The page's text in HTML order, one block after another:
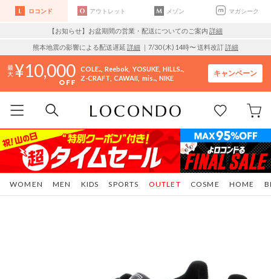
ロコンド アウトレット メゾン マガシーク
【お知らせ】お盆期間の営業・配送についてのご案内 詳細
熊本地震の影響による配送遅延 詳細 ｜7/30 (木) 14時〜 送料改訂詳細
10,000 COLE.. Reebok YOSUKE HILLS..
Z-CRAFT CAWAII mis.. NIKE
キャンペーン
WOMEN MEN KIDS SPORTS COSME HOME
OUTLET